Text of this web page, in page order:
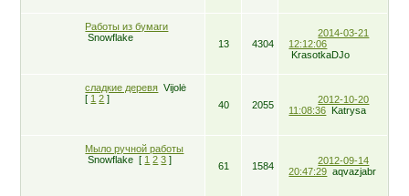
Работы из бумаги
Snowflake
13 4304
2014-03-21
12:12:06
KrasotkaDJo
сладкие деревя Vijolė
[ 1 2 ]
40 2055
2012-10-20
11:08:36 Katrysa
Мыло ручной работы
Snowflake [ 1 2 3 ]
61 1584
2012-09-14
20:47:29 aqvazjabr